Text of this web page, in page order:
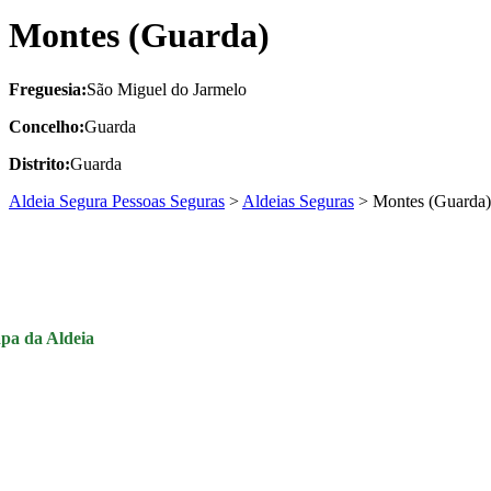
Montes (Guarda)
Freguesia:São Miguel do Jarmelo
Concelho:Guarda
Distrito:Guarda
Aldeia Segura Pessoas Seguras > Aldeias Seguras > Montes (Guarda)
da Aldeia